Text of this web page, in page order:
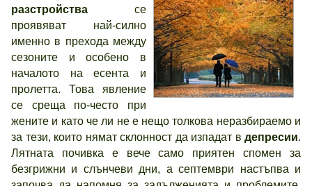
разстройства се
проявяват най-силно
именно в прехода между
сезоните и особено в
началото на есента и
пролетта. Това явление
се среща по-често при
жените и като че ли не е нещо толкова неразбираемо и
за тези, които нямат склонност да изпадат в депресии.
Лятната почивка е вече само приятен спомен за
безгрижни и слънчеви дни, а септември настъпва и